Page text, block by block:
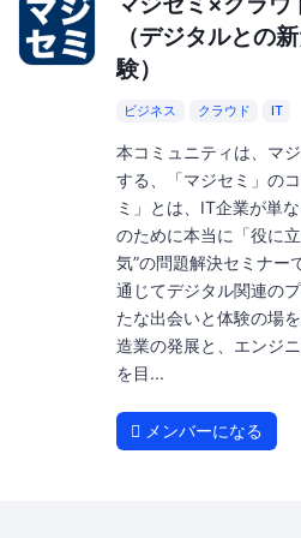
（デジタルとの
験）
ビジネス クラウド IT
本コミュニティは、マ
する、「マジセミ」の
ミ」とは、IT企業が単
のために本当に「役に
気”の問題解決セミナー
通じてデジタル関連の
たな出会いと体験の場
造業の発展と、エンジ
を目...
メンバーになる